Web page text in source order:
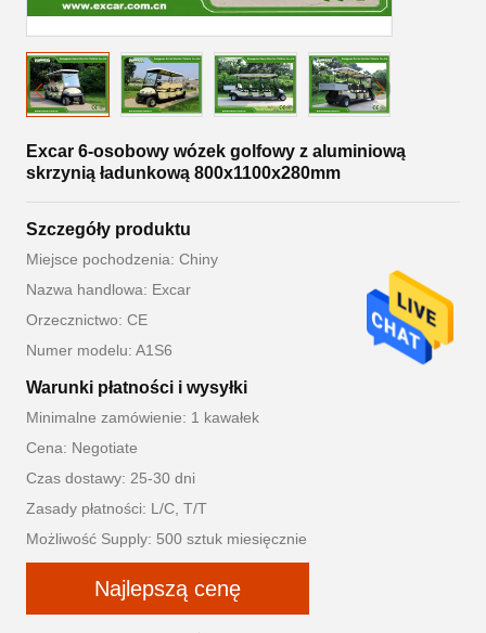
Excar 6-osobowy wózek golfowy z aluminiową
skrzynią ładunkową 800x1100x280mm
Szczegóły produktu
Miejsce pochodzenia: Chiny
Nazwa handlowa: Excar
Orzecznictwo: CE
Numer modelu: A1S6
Warunki płatności i wysyłki
Minimalne zamówienie: 1 kawałek
Cena: Negotiate
Czas dostawy: 25-30 dni
Zasady płatności: L/C, T/T
Możliwość Supply: 500 sztuk miesięcznie
Najlepszą cenę